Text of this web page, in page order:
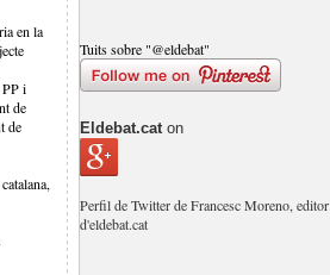
en la
i
de
de
Tuits sobre "@eldebat"
Eldebat.cat on
Perfil de Twitter de Francesc Moreno, editor
d'eldebat.cat